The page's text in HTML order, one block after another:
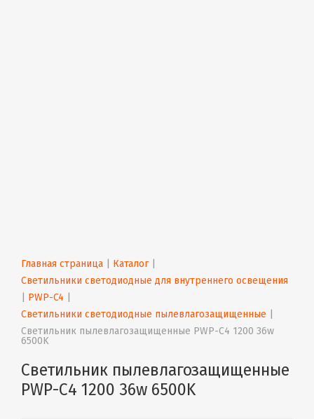
Главная страница Каталог |
Светильники светодиодные для внутреннего освещения
PWP-C4
Светильники светодиодные пылевлагозащищенные
Светильник пылевлагозащищенные PWP-С4 1200 36w
6500K
Светильник пылевлагозащищенные
PWP-С4 1200 36w 6500K